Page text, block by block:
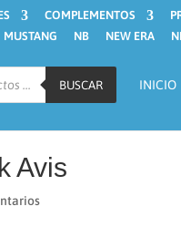
COMPLEMENTOS
MUSTANG NB NEW ERA
BUSCAR INICIO
Avis